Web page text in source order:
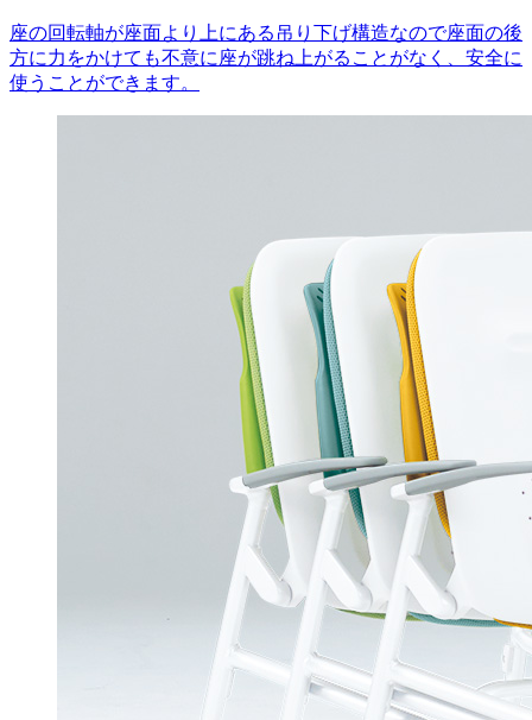
座の回転軸が座面より上にある吊り下げ構造なので座面の後
方に力をかけても不意に座が跳ね上がることがなく、安全に
使うことができます。